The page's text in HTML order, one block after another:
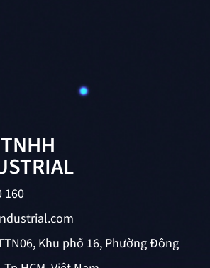
160
Khu phố 16, Phường Đông